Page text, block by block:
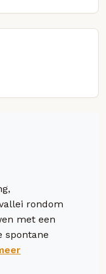
rondom
met een
spontane